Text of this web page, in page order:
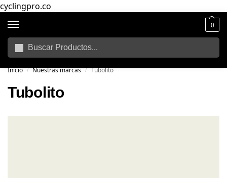
cyclingpro.co
0
🚴‍ Envío gratuito a todo Colombia por compras superiores a $250.000
Inicio / Nuestras marcas / Tubolito
Tubolito